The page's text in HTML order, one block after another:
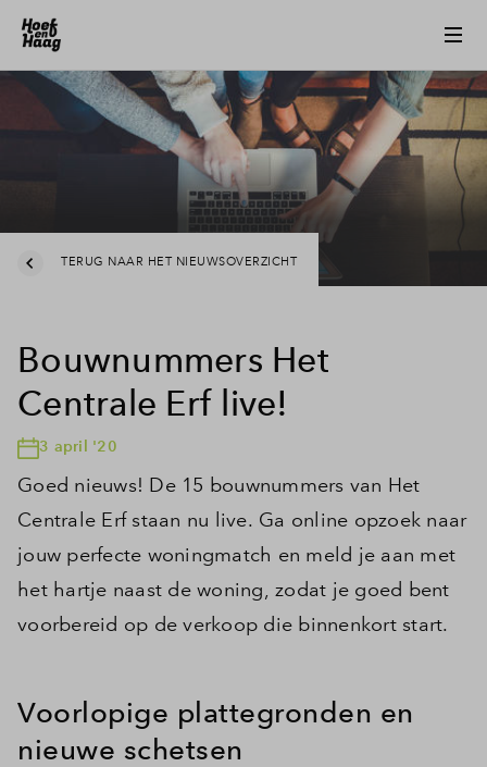
TERUG NAAR HET NIEUWSOVERZICHT
Bouwnummers Het
Centrale Erf live!
3 april '20
Goed nieuws! De 15 bouwnummers van Het
Centrale Erf staan nu live. Ga online opzoek naar
jouw perfecte woningmatch en meld je aan met
het hartje naast de woning, zodat je goed bent
voorbereid op de verkoop die binnenkort start.
Voorlopige plattegronden en
nieuwe schetsen